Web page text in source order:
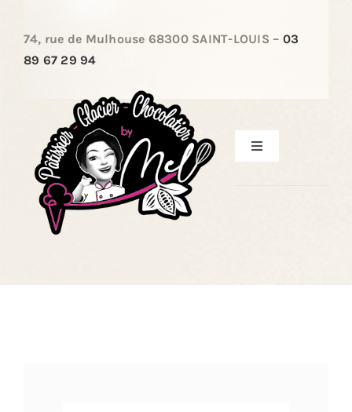
contenu
74, rue de Mulhouse 68300 SAINT-LOUIS – 03
89 67 29 94
Toggle
ACCUEIL